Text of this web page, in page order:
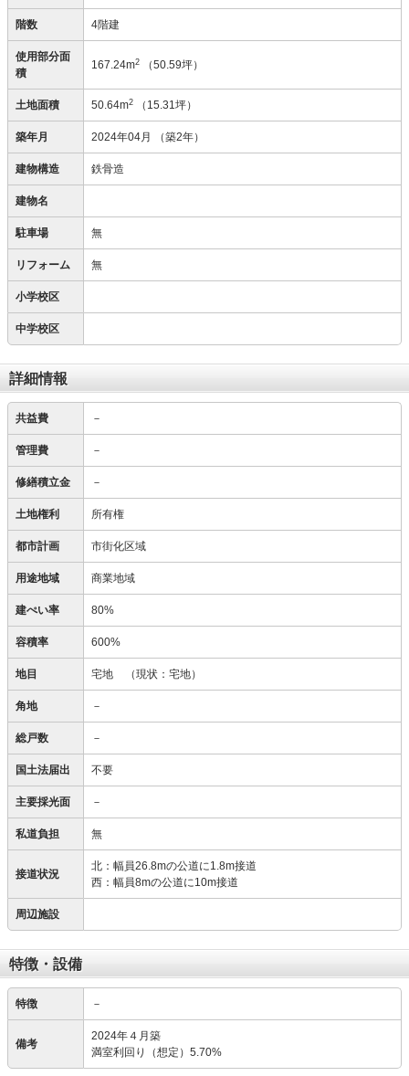
階数 4階建
使用部分面
積
167.24m2 （50.59坪）
土地面積 50.64m2 （15.31坪）
築年月 2024年04月 （築2年）
建物構造 鉄骨造
建物名
駐車場 無
リフォーム 無
小学校区
中学校区
詳細情報
共益費 －
管理費 －
修繕積立金 －
土地権利 所有権
都市計画 市街化区域
用途地域 商業地域
建ぺい率 80%
容積率 600%
地目 宅地 （現状：宅地）
角地 －
総戸数 －
国土法届出 不要
主要採光面 －
私道負担 無
接道状況
北：幅員26.8mの公道に1.8m接道
西：幅員8mの公道に10m接道
周辺施設
特徴・設備
特徴 －
備考
2024年４月築
満室利回り（想定）5.70%